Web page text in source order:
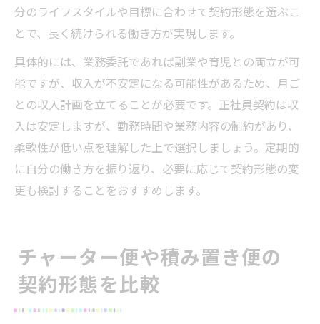
分のライフスタイルや目標に合わせて契約形態を選ぶこ
とで、長く続けられる働き方が実現します。
具体的には、業務委託であれば副業や育児との両立が可
能ですが、収入が不安定になる可能性があるため、月ご
との収入計画を立てることが必要です。正社員契約は収
入は安定しますが、勤務時間や業務内容の制約があり、
柔軟性が低い点を理解した上で選択しましょう。定期的
に自分の働き方を振り返り、必要に応じて契約形態の変
更も検討することをおすすめします。
チャーター便や積み置き便の
契約形態を比較